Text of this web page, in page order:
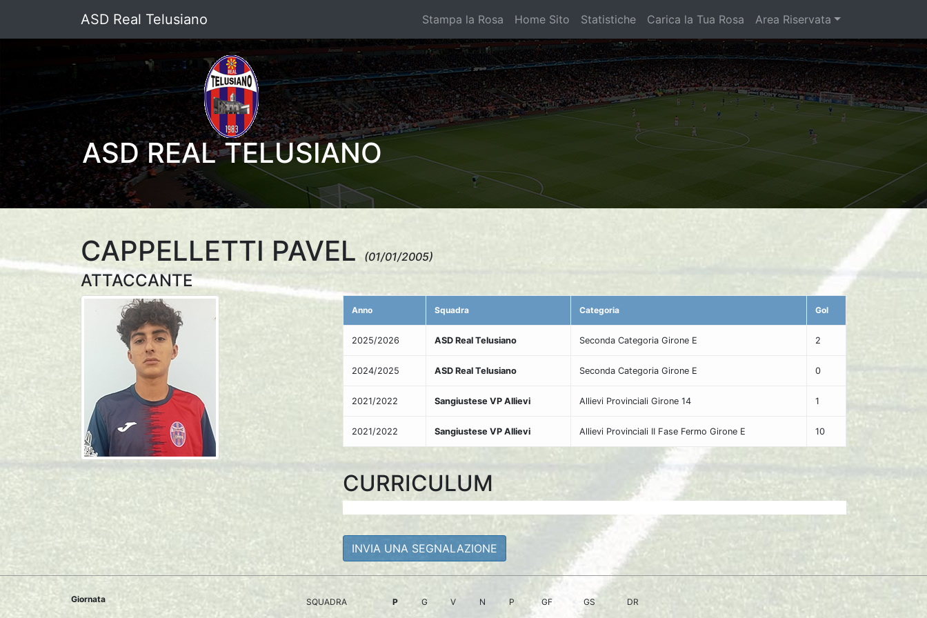
ASD Real Telusiano Stampa la Rosa Home Sito Statistiche Carica la Tua Rosa Area Riservata
ASD REAL TELUSIANO
CAPPELLETTI PAVEL (01/01/2005)
ATTACCANTE
Anno Squadra Categoria Gol
2025/2026 ASD Real Telusiano Seconda Categoria Girone E 2
2024/2025 ASD Real Telusiano Seconda Categoria Girone E 0
2021/2022 Sangiustese VP Allievi Allievi Provinciali Girone 14 1
2021/2022 Sangiustese VP Allievi Allievi Provinciali II Fase Fermo Girone E 10
CURRICULUM
INVIA UNA SEGNALAZIONE
Giornata SQUADRA P G V N P GF GS DR